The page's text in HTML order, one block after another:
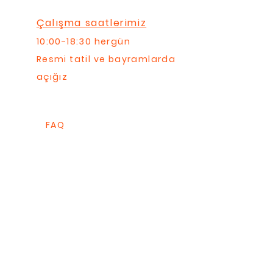
Çalışma saatlerimiz
10:00-18:30 hergün
Resmi tatil ve bayramlarda
açığız
FAQ